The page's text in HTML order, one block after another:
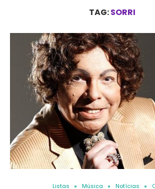
TAG:SORRI
Listas Música Notícias